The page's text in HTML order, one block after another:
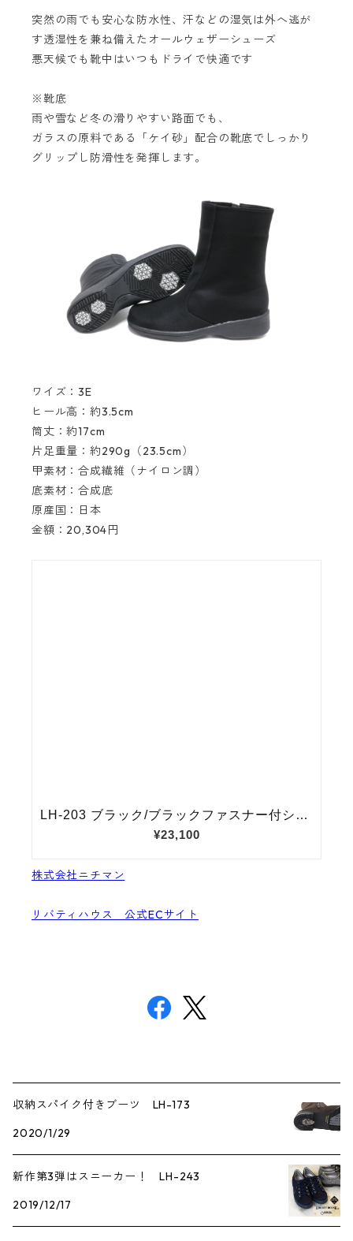
突然の雨でも安心な防水性、汗などの湿気は外へ逃が
す透湿性を兼ね備えたオールウェザーシューズ
悪天候でも靴中はいつもドライで快適です
※靴底
雨や雪など冬の滑りやすい路面でも、
ガラスの原料である「ケイ砂」配合の靴底でしっかり
グリップし防滑性を発揮します。
ワイズ：3E
ヒール高：約3.5cm
筒丈：約17cm
片足重量：約290g（23.5cm）
甲素材：合成繊維（ナイロン調）
底素材：合成底
原産国：日本
金額：20,304円
株式会社ニチマン
リバティハウス 公式ECサイト
収納スパイク付きブーツ LH-173
2020/1/29
新作第3弾はスニーカー！ LH-243
2019/12/17